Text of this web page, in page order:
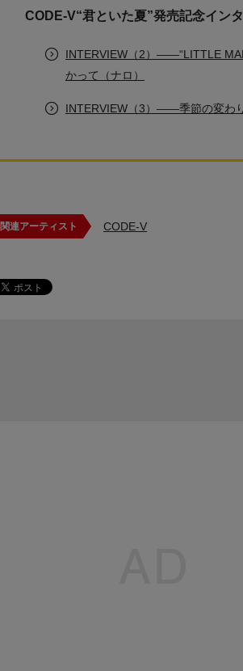
CODE-V“君といた夏”発売記念イン
INTERVIEW（2）――“LITTLE
かって（ナロ）
INTERVIEW（3）――季節の変わ
関連アーティスト CODE-V